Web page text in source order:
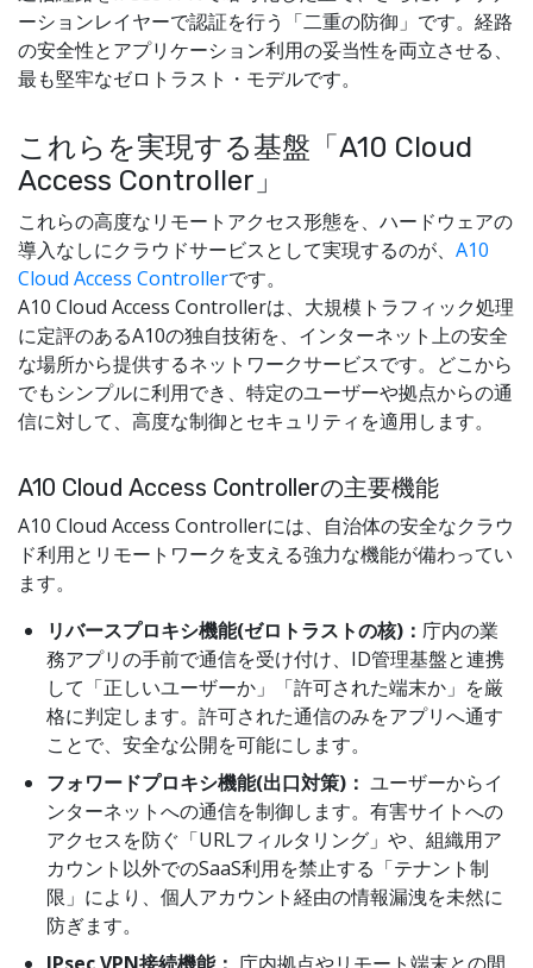
ーションレイヤーで認証を行う「二重の防御」です。経路
の安全性とアプリケーション利用の妥当性を両立させる、
最も堅牢なゼロトラスト・モデルです。
これらを実現する基盤「A10 Cloud
Access Controller」
これらの高度なリモートアクセス形態を、ハードウェアの
導入なしにクラウドサービスとして実現するのが、 A10
Cloud Access Controllerです。
A10 Cloud Access Controllerは、大規模トラフィック処理
に定評のあるA10の独自技術を、インターネット上の安全
な場所から提供するネットワークサービスです。どこから
でもシンプルに利用でき、特定のユーザーや拠点からの通
信に対して、高度な制御とセキュリティを適用します。
A10 Cloud Access Controllerの主要機能
A10 Cloud Access Controllerには、自治体の安全なクラウ
ド利用とリモートワークを支える強力な機能が備わってい
ます。
リバースプロキシ機能(ゼロトラストの核)： 庁内の業
務アプリの手前で通信を受け付け、ID管理基盤と連携
して「正しいユーザーか」「許可された端末か」を厳
格に判定します。許可された通信のみをアプリへ通す
ことで、安全な公開を可能にします。
フォワードプロキシ機能(出口対策)： ユーザーからイ
ンターネットへの通信を制御します。有害サイトへの
アクセスを防ぐ「URLフィルタリング」や、組織用ア
カウント以外でのSaaS利用を禁止する「テナント制
限」により、個人アカウント経由の情報漏洩を未然に
防ぎます。